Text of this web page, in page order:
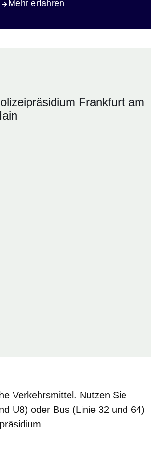
Mehr erfahren
Frankfurt am
Verkehrsmittel. Nutzen Sie
U8) oder Bus (Linie 32 und 64)